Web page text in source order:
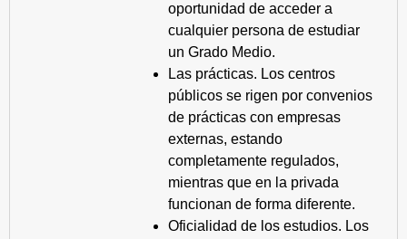
oportunidad de acceder a
cualquier persona de estudiar
un Grado Medio.
Las prácticas. Los centros
públicos se rigen por convenios
de prácticas con empresas
externas, estando
completamente regulados,
mientras que en la privada
funcionan de forma diferente.
Oficialidad de los estudios. Los